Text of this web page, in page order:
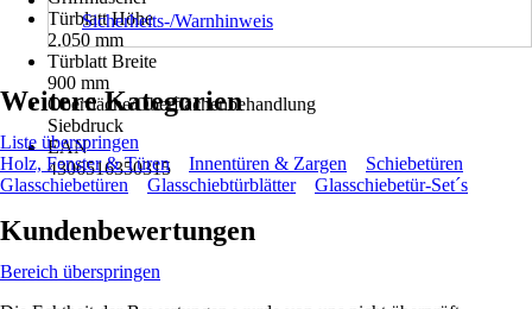
Türblatt Höhe
2.050 mm
Türblatt Breite
900 mm
Oberfläche/Oberflächenbehandlung
Siebdruck
EAN
4306516350315
Sicherheits-/Warnhinweis
Weitere Kategorien
Liste überspringen
Holz, Fenster & Türen
Innentüren & Zargen
Schiebetüren
Glasschiebetüren
Glasschiebtürblätter Glasschiebetür-Set´s
Kundenbewertungen
Bereich überspringen